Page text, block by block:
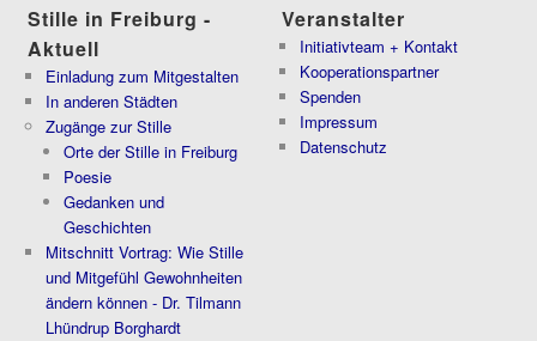
Stille in Freiburg -
Aktuell
Einladung zum Mitgestalten
In anderen Städten
Zugänge zur Stille
Orte der Stille in Freiburg
Poesie
Gedanken und
Geschichten
Mitschnitt Vortrag: Wie Stille
und Mitgefühl Gewohnheiten
ändern können - Dr. Tilmann
Lhündrup Borghardt
Veranstalter
Initiativteam + Kontakt
Kooperationspartner
Spenden
Impressum
Datenschutz